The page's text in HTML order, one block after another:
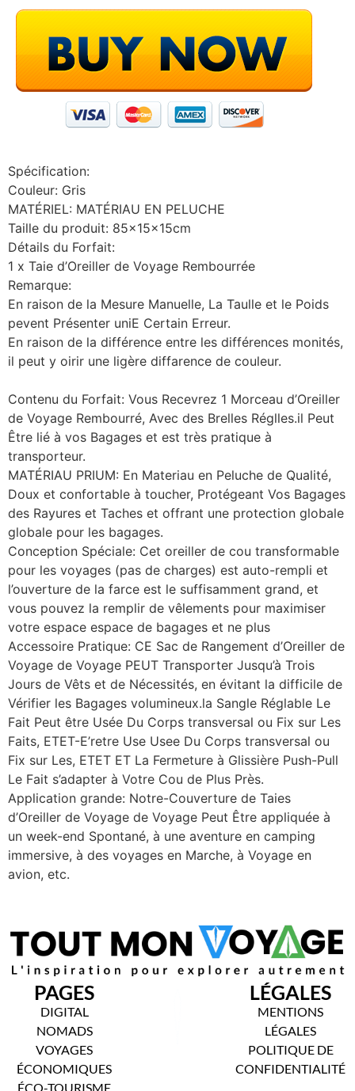
Spécification:
Couleur: Gris
MATÉRIEL: MATÉRIAU EN PELUCHE
Taille du produit: 85x15x15cm
Détails du Forfait:
1 x Taie d’Oreiller de Voyage Rembourrée
Remarque:
En raison de la Mesure Manuelle, La Taulle et le Poids
pevent Présenter uniE Certain Erreur.
En raison de la différence entre les différences monités,
il peut y oirir une ligère diffarence de couleur.
Contenu du Forfait: Vous Recevrez 1 Morceau d’Oreiller
de Voyage Rembourré, Avec des Brelles Réglles.il Peut
Être lié à vos Bagages et est très pratique à
transporteur.
MATÉRIAU PRIUM: En Materiau en Peluche de Qualité,
Doux et confortable à toucher, Protégeant Vos Bagages
des Rayures et Taches et offrant une protection globale
globale pour les bagages.
Conception Spéciale: Cet oreiller de cou transformable
pour les voyages (pas de charges) est auto-rempli et
l’ouverture de la farce est le suffisamment grand, et
vous pouvez la remplir de vêlements pour maximiser
votre espace espace de bagages et ne plus
Accessoire Pratique: CE Sac de Rangement d’Oreiller de
Voyage de Voyage PEUT Transporter Jusqu’à Trois
Jours de Vêts et de Nécessités, en évitant la difficile de
Vérifier les Bagages volumineux.la Sangle Réglable Le
Fait Peut être Usée Du Corps transversal ou Fix sur Les
Faits, ETET-E’retre Use Usee Du Corps transversal ou
Fix sur Les, ETET ET La Fermeture à Glissière Push-Pull
Le Fait s’adapter à Votre Cou de Plus Près.
Application grande: Notre-Couverture de Taies
d’Oreiller de Voyage de Voyage Peut Être appliquée à
un week-end Spontané, à une aventure en camping
immersive, à des voyages en Marche, à Voyage en
avion, etc.
PAGES
DIGITAL
NOMADS
VOYAGES
ÉCONOMIQUES
ÉCO-TOURISME
LÉGALES
MENTIONS
LÉGALES
POLITIQUE DE
CONFIDENTIALITÉ